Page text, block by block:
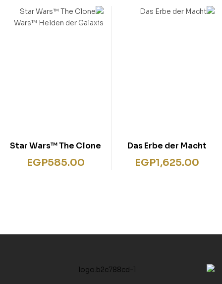
Das Erbe der Macht
EGP1,625.00
Star Wars™ The Clone
Wars™ Helden der
EGP585.00